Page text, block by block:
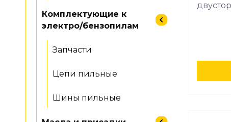
Комплектующие к
электро/бензопилам
Запчасти
Цепи пильные
Шины пильные